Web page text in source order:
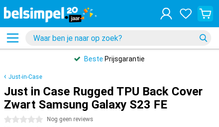
Beste Prijsgarantie
Just-in-Case
Just in Case Rugged TPU Back Cover
Zwart Samsung Galaxy S23 FE
0 sterren Nog geen reviews